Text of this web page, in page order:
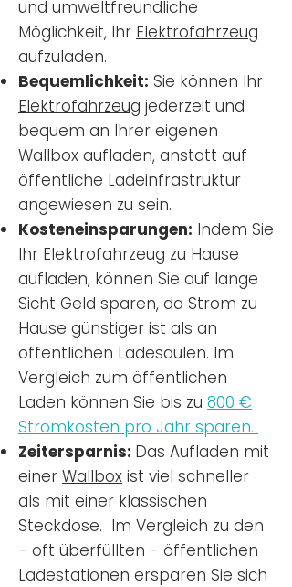
und umweltfreundliche
Möglichkeit, Ihr Elektrofahrzeug
aufzuladen.
Bequemlichkeit: Sie können Ihr
Elektrofahrzeug jederzeit und
bequem an Ihrer eigenen
Wallbox aufladen, anstatt auf
öffentliche Ladeinfrastruktur
angewiesen zu sein.
Kosteneinsparungen: Indem Sie
Ihr Elektrofahrzeug zu Hause
aufladen, können Sie auf lange
Sicht Geld sparen, da Strom zu
Hause günstiger ist als an
öffentlichen Ladesäulen. Im
Vergleich zum öffentlichen
Laden können Sie bis zu 800 €
Stromkosten pro Jahr sparen.
Zeitersparnis: Das Aufladen mit
einer Wallbox ist viel schneller
als mit einer klassischen
Steckdose. Im Vergleich zu den
- oft überfüllten - öffentlichen
Ladestationen ersparen Sie sich